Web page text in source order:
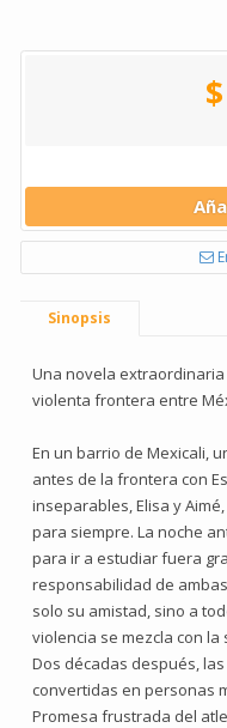
Sinopsis
Una novela
violenta frontera entre
En un barrio de Mexicali,
antes de la frontera con
inseparables, Elisa y
para siempre. La noche
para ir a estudiar fuera
responsabilidad de
solo su amistad, sino a
violencia se mezcla con
Dos décadas después,
convertidas en personas
Promesa frustrada del